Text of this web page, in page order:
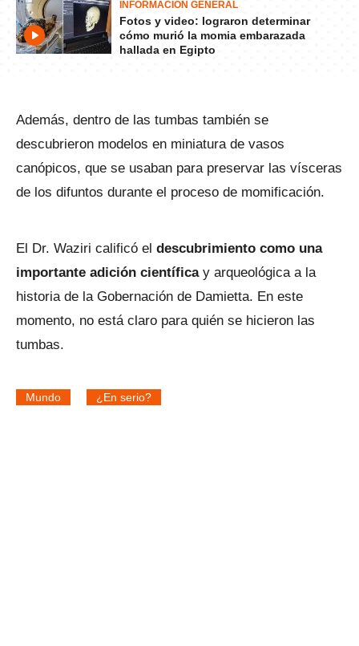
INFORMACIÓN GENERAL
Fotos y video: lograron determinar
cómo murió la momia embarazada
hallada en Egipto
Además, dentro de las tumbas también se
descubrieron modelos en miniatura de vasos
canópicos, que se usaban para preservar las vísceras
de los difuntos durante el proceso de momificación.
El Dr. Waziri calificó el descubrimiento como una
importante adición científicay arqueológica a la
historia de la Gobernación de Damietta. En este
momento, no está claro para quién se hicieron las
tumbas.
Mundo ¿En serio?